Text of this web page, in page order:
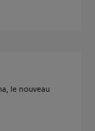
le nouveau